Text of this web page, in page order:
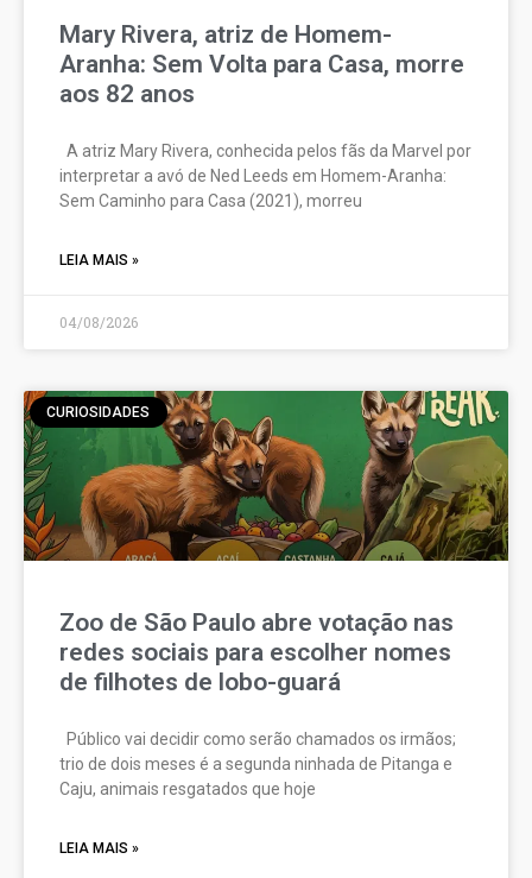
Mary Rivera, atriz de Homem-
Aranha: Sem Volta para Casa, morre
aos 82 anos
A atriz Mary Rivera, conhecida pelos fãs da Marvel por
interpretar a avó de Ned Leeds em Homem-Aranha:
Sem Caminho para Casa (2021), morreu
LEIA MAIS »
04/08/2026
CURIOSIDADES
Zoo de São Paulo abre votação nas
redes sociais para escolher nomes
de filhotes de lobo-guará
Público vai decidir como serão chamados os irmãos;
trio de dois meses é a segunda ninhada de Pitanga e
Caju, animais resgatados que hoje
LEIA MAIS »